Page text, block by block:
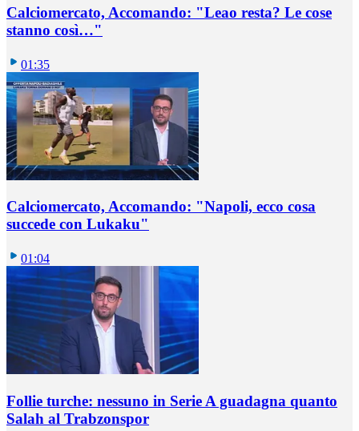
Calciomercato, Accomando: "Leao resta? Le cose
stanno così…"
01:35
Calciomercato, Accomando: "Napoli, ecco cosa
succede con Lukaku"
01:04
Follie turche: nessuno in Serie A guadagna quanto
Salah al Trabzonspor